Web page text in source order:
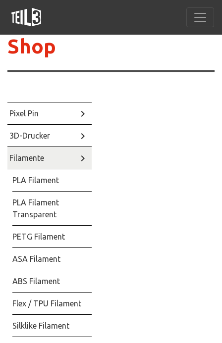
Shop
Pixel Pin keyboard_arrow_right
3D-Drucker keyboard_arrow_right
Filamente keyboard_arrow_right
PLA Filament
PLA Filament
Transparent
PETG Filament
ASA Filament
ABS Filament
Flex / TPU Filament
Silklike Filament